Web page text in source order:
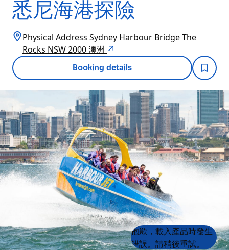
悉尼海港探險
Physical Address Sydney Harbour Bridge The
Rocks NSW 2000 澳洲
Booking details
Product
List
Product
List
抱歉，載入產品時發生
錯誤。請稍後重試。